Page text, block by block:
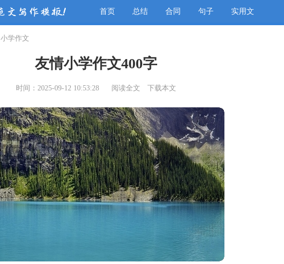
首页 总结 合同 句子 实用文
小学作文
友情小学作文400字
时间：2025-09-12 10:53:28 阅读全文 下载本文